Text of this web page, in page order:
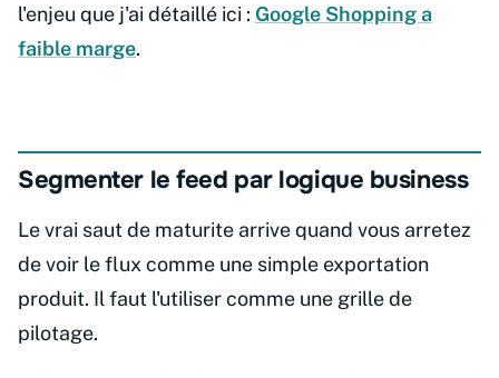
l'enjeu que j'ai détaillé ici : Google Shopping a
faible marge.
Segmenter le feed par logique business
Le vrai saut de maturite arrive quand vous arretez
de voir le flux comme une simple exportation
produit. Il faut l'utiliser comme une grille de
pilotage.